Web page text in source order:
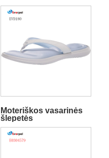
Moteriškos vasarinės
šlepetės